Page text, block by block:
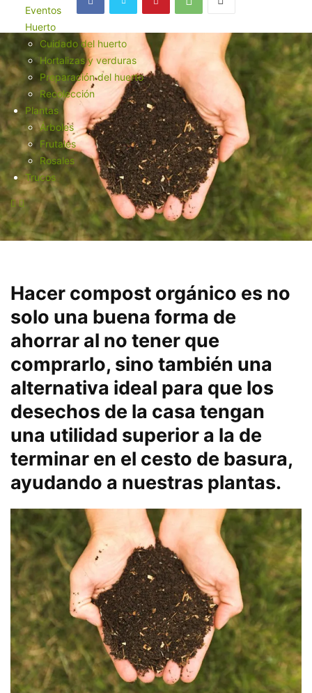
Eventos
Huerto
Cuidado del huerto
Hortalizas y verduras
Preparación del huerto
Recolección
Plantas
Árboles
Frutales
Rosales
Trucos
Hacer compost orgánico es no
solo una buena forma de
ahorrar al no tener que
comprarlo, sino también una
alternativa ideal para que los
desechos de la casa tengan
una utilidad superior a la de
terminar en el cesto de basura,
ayudando a nuestras plantas.